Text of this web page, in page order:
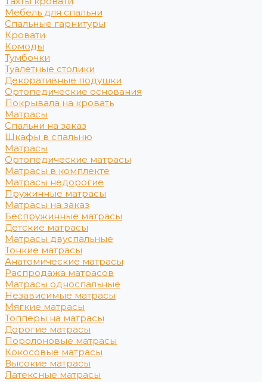
Мебель для спальни
Спальные гарнитуры
Кровати
Комоды
Тумбочки
Туалетные столики
Декоративные подушки
Ортопедические основания
Покрывала на кровать
Матрасы
Спальни на заказ
Шкафы в спальню
Матрасы
Ортопедические матрасы
Матрасы в комплекте
Матрасы недорогие
Пружинные матрасы
Матрасы на заказ
Беспружинные матрасы
Детские матрасы
Матрасы двуспальные
Тонкие матрасы
Анатомические матрасы
Распродажа матрасов
Матрасы односпальные
Независимые матрасы
Мягкие матрасы
Топперы на матрасы
Дорогие матрасы
Поролоновые матрасы
Кокосовые матрасы
Высокие матрасы
Латексные матрасы